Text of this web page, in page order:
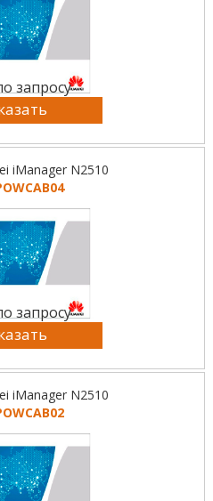
запросу
iManager N2510
запросу
iManager N2510